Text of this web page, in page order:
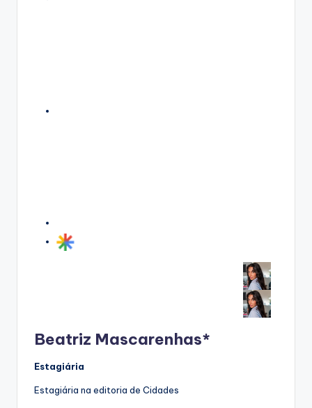
Beatriz Mascarenhas*
Estagiária
Estagiária na editoria de Cidades